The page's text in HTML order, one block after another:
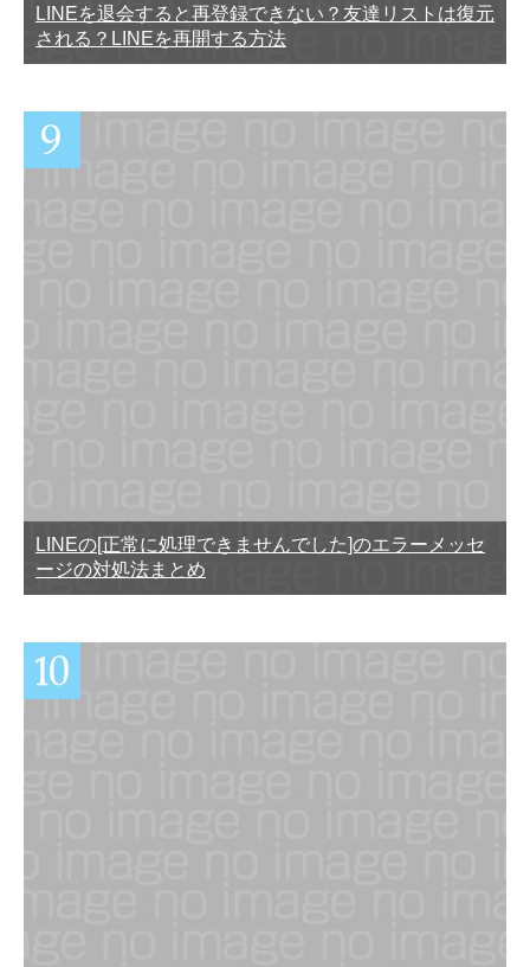
LINEを退会すると再登録できない？友達リストは復元
される？LINEを再開する方法
LINEの[正常に処理できませんでした]のエラーメッセ
ージの対処法まとめ